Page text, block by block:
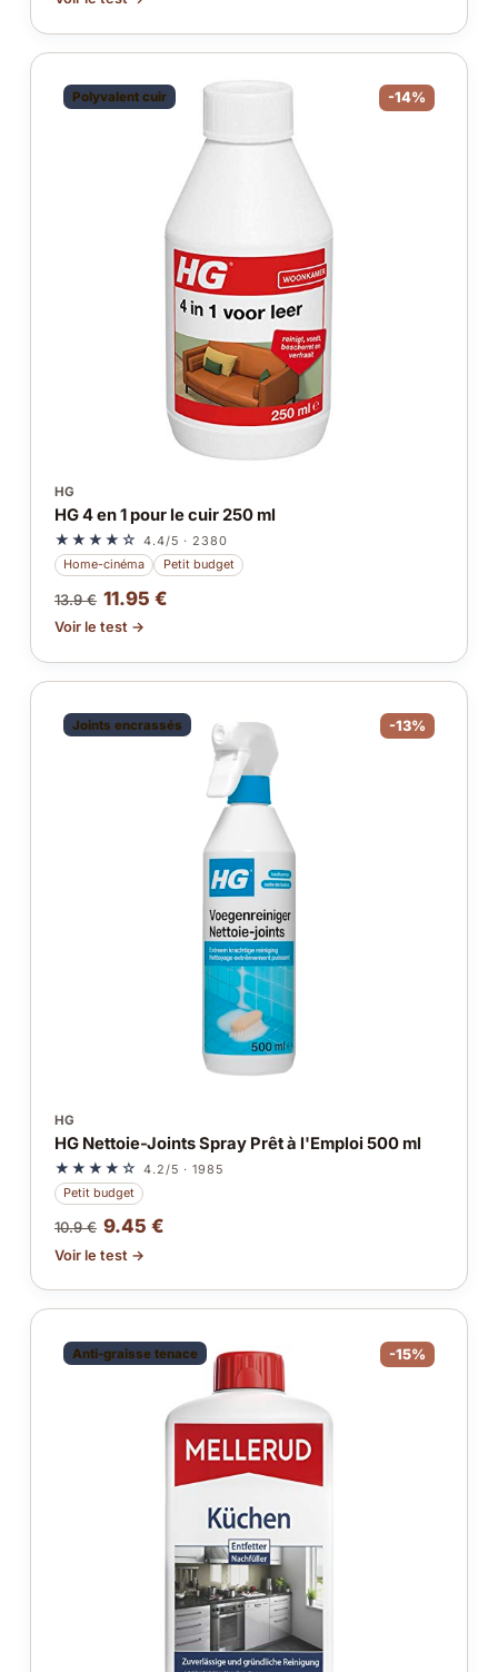
Polyvalent cuir -14%
HG
HG 4 en 1 pour le cuir 250 ml
★★★★☆ 4.4/5 · 2380
Home-cinéma
Petit budget
13.9 € 11.95 €
Voir le test →
Joints encrassés -13%
HG
HG Nettoie-Joints Spray Prêt à l'Emploi 500 ml
★★★★☆ 4.2/5 · 1985
Petit budget
10.9 € 9.45 €
Voir le test →
Anti-graisse tenace -15%